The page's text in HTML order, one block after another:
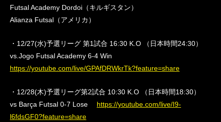
Futsal Academy Dordoi（キルギスタン）
Alianza Futsal（アメリカ）
・12/27(水)予選リーグ 第1試合 16:30 K.O （日本時間24:30）
vs.Jogo Futsal Academy 6-4 Win
https://youtube.com/live/GPAfDRWkrTk?feature=share
・12/28(木)予選リーグ第2試合 10:30 K.O （日本時間18:30）
vs Barça Futsal 0-7 Lose https://youtube.com/live/I9-
l6fdsGF0?feature=share